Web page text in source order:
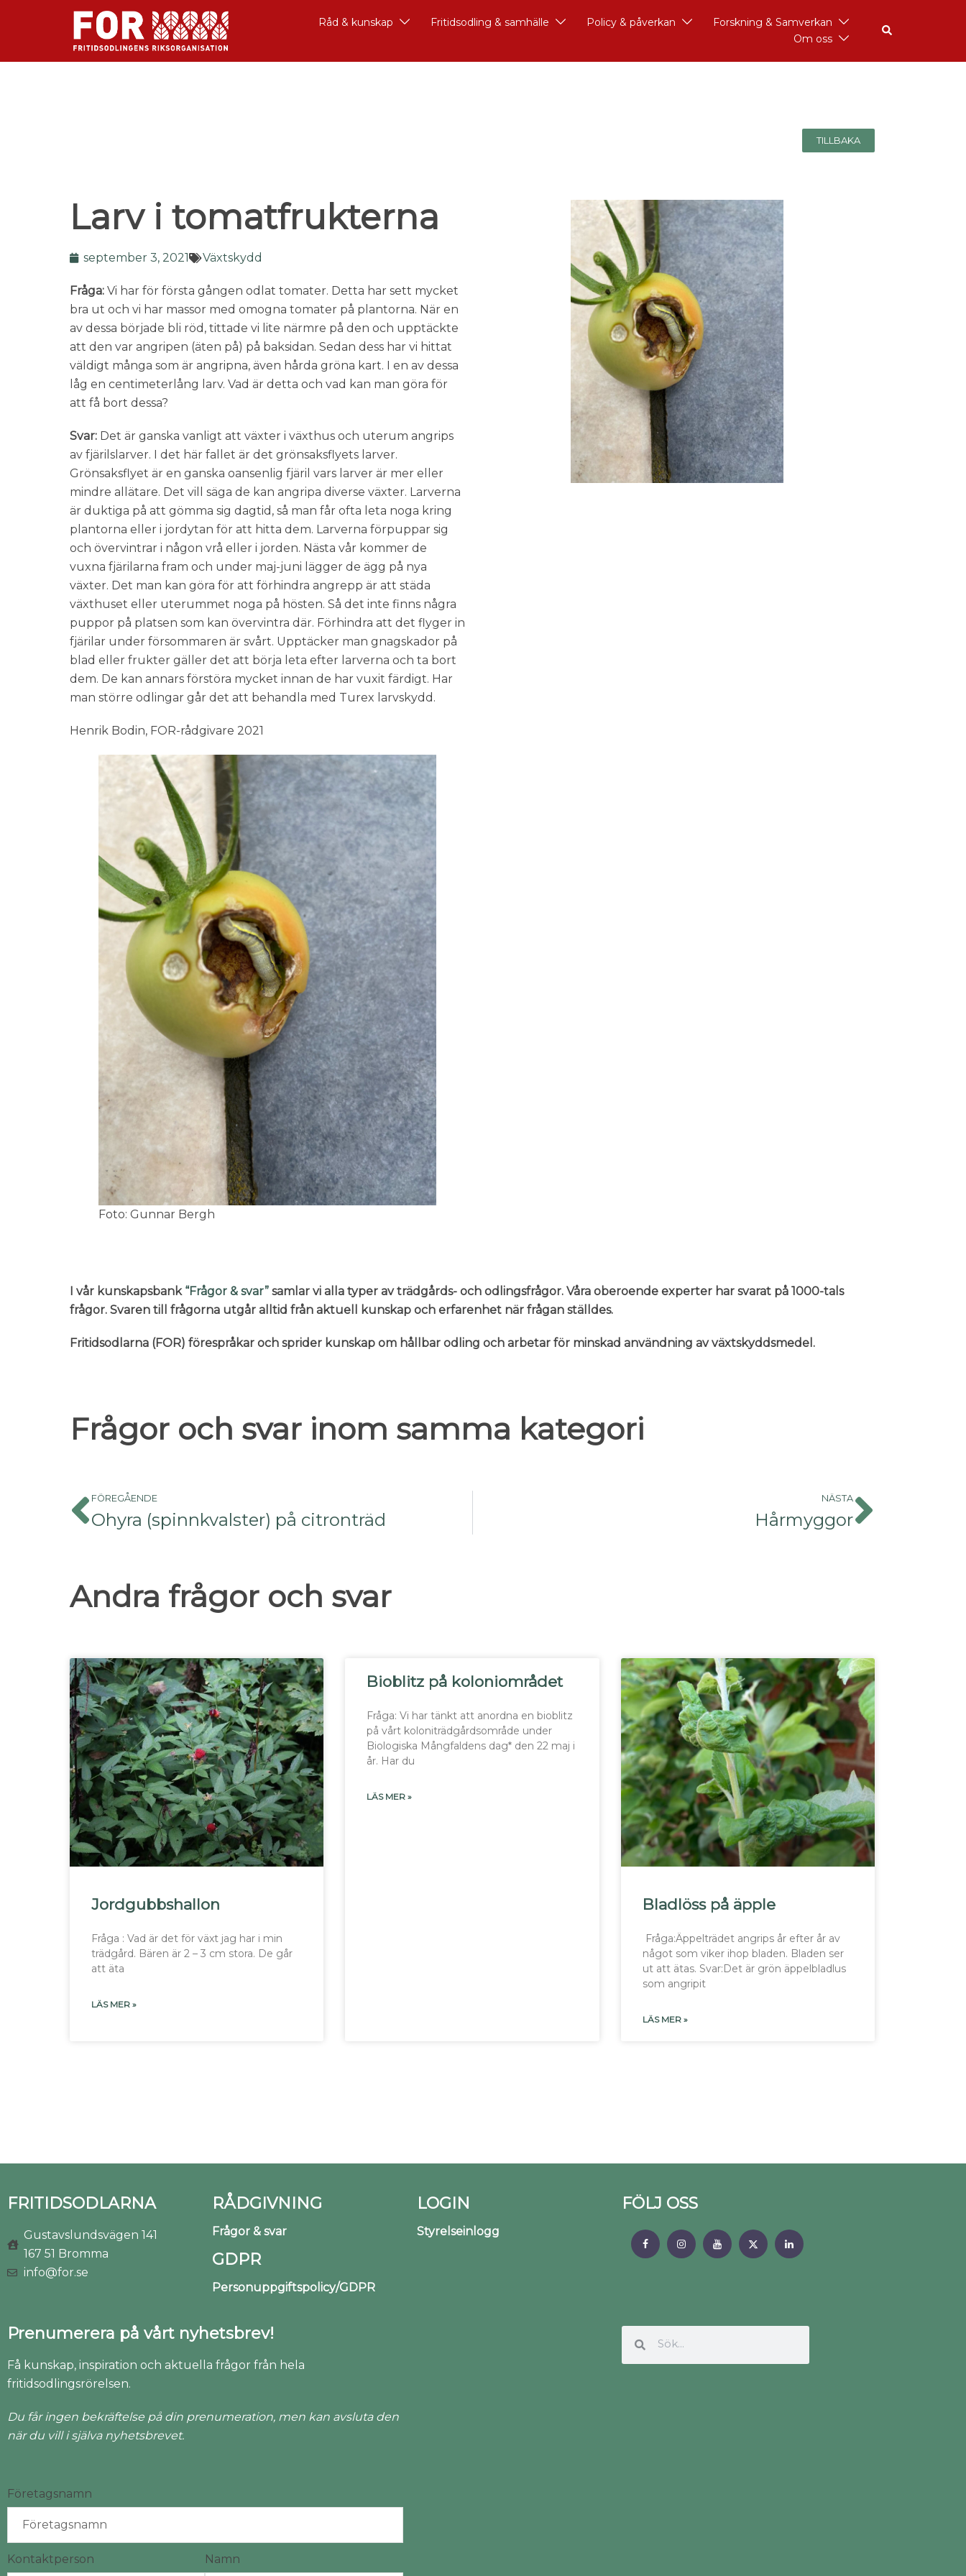
Råd & kunskap Fritidsodling & samhälle Policy & påverkan
Forskning & Samverkan
Om oss
TILLBAKA
Larv i tomatfrukterna
september 3, 2021 Växtskydd
Fråga: Vi har för första gången odlat tomater. Detta har sett mycket
bra ut och vi har massor med omogna tomater på plantorna. När en
av dessa började bli röd, tittade vi lite närmre på den och upptäckte
att den var angripen (äten på) på baksidan. Sedan dess har vi hittat
väldigt många som är angripna, även hårda gröna kart. I en av dessa
låg en centimeterlång larv. Vad är detta och vad kan man göra för
att få bort dessa?
Svar: Det är ganska vanligt att växter i växthus och uterum angrips
av fjärilslarver. I det här fallet är det grönsaksflyets larver.
Grönsaksflyet är en ganska oansenlig fjäril vars larver är mer eller
mindre allätare. Det vill säga de kan angripa diverse växter. Larverna
är duktiga på att gömma sig dagtid, så man får ofta leta noga kring
plantorna eller i jordytan för att hitta dem. Larverna förpuppar sig
och övervintrar i någon vrå eller i jorden. Nästa vår kommer de
vuxna fjärilarna fram och under maj-juni lägger de ägg på nya
växter. Det man kan göra för att förhindra angrepp är att städa
växthuset eller uterummet noga på hösten. Så det inte finns några
puppor på platsen som kan övervintra där. Förhindra att det flyger in
fjärilar under försommaren är svårt. Upptäcker man gnagskador på
blad eller frukter gäller det att börja leta efter larverna och ta bort
dem. De kan annars förstöra mycket innan de har vuxit färdigt. Har
man större odlingar går det att behandla med Turex larvskydd.
Henrik Bodin, FOR-rådgivare 2021
Foto: Gunnar Bergh
I vår kunskapsbank “Frågor & svar” samlar vi alla typer av trädgårds- och odlingsfrågor. Våra oberoende experter har svarat på 1000-tals
frågor. Svaren till frågorna utgår alltid från aktuell kunskap och erfarenhet när frågan ställdes.
Fritidsodlarna (FOR) förespråkar och sprider kunskap om hållbar odling och arbetar för minskad användning av växtskyddsmedel.
Frågor och svar inom samma kategori
FÖREGÅENDE
Ohyra (spinnkvalster) på citronträd
NÄSTA
Hårmyggor
Andra frågor och svar
Jordgubbshallon
Fråga : Vad är det för växt jag har i min
trädgård. Bären är 2 – 3 cm stora. De går
att äta
LÄS MER »
Bioblitz på koloniområdet
Fråga: Vi har tänkt att anordna en bioblitz
på vårt koloniträdgårdsområde under
Biologiska Mångfaldens dag* den 22 maj i
år. Har du
LÄS MER »
Bladlöss på äpple
Fråga:Äppelträdet angrips år efter år av
något som viker ihop bladen. Bladen ser
ut att ätas. Svar:Det är grön äppelbladlus
som angripit
LÄS MER »
FRITIDSODLARNA
Gustavslundsvägen 141
167 51 Bromma
info@for.se
RÅDGIVNING
Frågor & svar
GDPR
Personuppgiftspolicy/GDPR
LOGIN
Styrelseinlogg
FÖLJ OSS
Prenumerera på vårt nyhetsbrev!
Få kunskap, inspiration och aktuella frågor från hela
fritidsodlingsrörelsen.
Du får ingen bekräftelse på din prenumeration, men kan avsluta den
när du vill i själva nyhetsbrevet.
Företagsnamn
Kontaktperson Namn